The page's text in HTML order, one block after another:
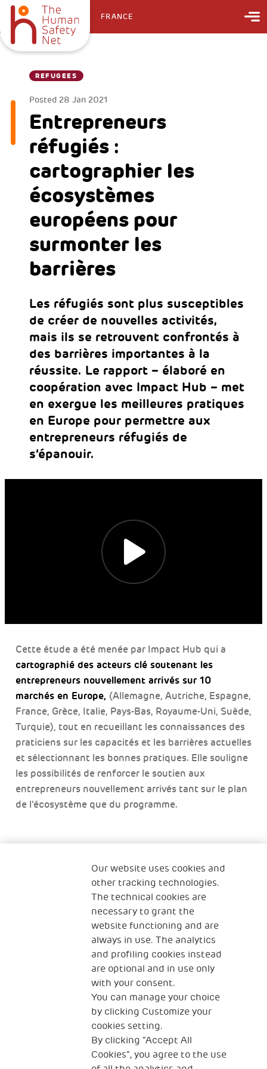
FRANCE
REFUGEES
Posted 28 Jan 2021
Entrepreneurs
réfugiés :
cartographier les
écosystèmes
européens pour
surmonter les
barrières
Les réfugiés sont plus susceptibles
de créer de nouvelles activités,
mais ils se retrouvent confrontés à
des barrières importantes à la
réussite. Le rapport – élaboré en
coopération avec Impact Hub – met
en exergue les meilleures pratiques
en Europe pour permettre aux
entrepreneurs réfugiés de
s’épanouir.
Cette étude a été menée par Impact Hub qui a
cartographié des acteurs clé soutenant les
entrepreneurs nouvellement arrivés sur 10
marchés en Europe, (Allemagne, Autriche, Espagne,
France, Grèce, Italie, Pays-Bas, Royaume-Uni, Suède,
Turquie), tout en recueillant les connaissances des
praticiens sur les capacités et les barrières actuelles
et sélectionnant les bonnes pratiques. Elle souligne
les possibilités de renforcer le soutien aux
entrepreneurs nouvellement arrivés tant sur le plan
de l’écosystème que du programme.
Qui sommes-nous ? Nous contacter
Programme Famille Programme Réfugiés
The Human Safety Net FRANCE
NOUS CONTACTER
Our website uses cookies and
other tracking technologies.
The technical cookies are
necessary to grant the
website functioning and are
always in use. The analytics
and profiling cookies instead
are optional and in use only
with your consent.
You can manage your choice
by clicking Customize your
cookies setting.
By clicking “Accept All
Cookies”, you agree to the use